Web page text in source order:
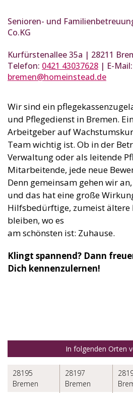
Senioren- und
Co.KG
Kurfürstenallee 35a | 28211
Telefon: 0421 43037628 | E-Mail:
bremen@homeinstead.de
Wir sind ein
und Pflegedienst in Bremen.
Arbeitgeber auf
Team wichtig ist. Ob in der
Verwaltung oder als leitende
Mitarbeitende, jede neue
Denn gemeinsam gehen wir
und das hat eine große
Hilfsbedürftige, zumeist ältere
bleiben, wo es
am schönsten ist: Zuhause.
Klingt spannend? Dann
Dich kennenzulernen!
In folgenden Orten
28195
Bremen
28197
Bremen